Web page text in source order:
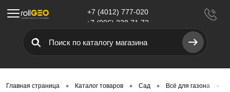
Меню
+7 (4012) 777-020
+7 (906) 238 71 72
Главная страница • Каталог товаров • Сад • Всё для газона •